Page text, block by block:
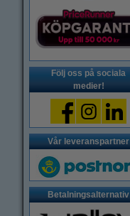
Följ oss på sociala
medier!
Vår leveranspartner
Betalningsalternativ